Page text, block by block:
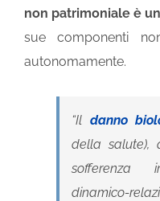
non patrimoniale è
sue componenti
autonomamente.
“Il danno
della salute),
sofferenza
dinamico-